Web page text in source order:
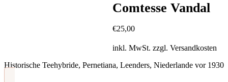
Comtesse Vandal
€25,00
inkl. MwSt. zzgl. Versandkosten
Historische Teehybride, Pernetiana, Leenders, Niederlande vor 1930